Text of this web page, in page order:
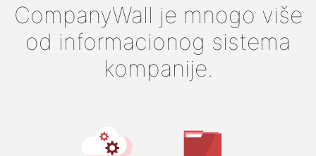
CompanyWall je mnogo više
od informacionog sistema
kompanije.